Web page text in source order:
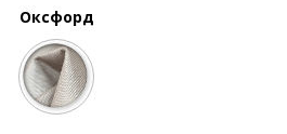
Оксфорд